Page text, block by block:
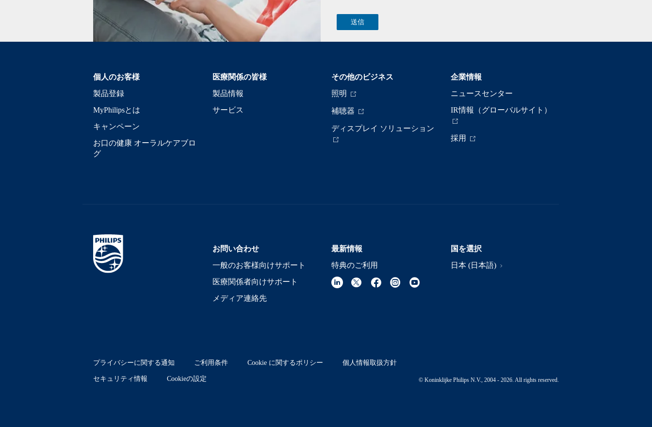
個人のお客様
製品登録
MyPhilipsとは
キャンペーン
お口の健康 オーラルケアブロ
グ
医療関係の皆様
製品情報
サービス
その他のビジネス
照明
補聴器
ディスプレイ ソリューション
企業情報
ニュースセンター
IR情報（グローバルサイト）
採用
お問い合わせ
一般のお客様向けサポート
医療関係者向けサポート
メディア連絡先
最新情報
特典のご利用
国を選択
日本 (日本語)
プライバシーに関する通知 ご利用条件 Cookie に関するポリシー 個人情報取扱方針
セキュリティ情報 Cookieの設定 © Koninklijke Philips N.V., 2004 - 2026. All rights reserved.